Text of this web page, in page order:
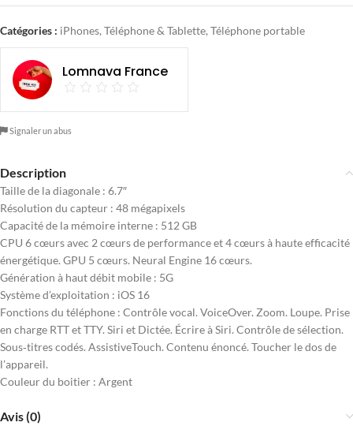
Catégories : iPhones, Téléphone & Tablette, Téléphone portable
Lomnava France
Signaler un abus
Description
Taille de la diagonale : 6.7″
Résolution du capteur : 48 mégapixels
Capacité de la mémoire interne : 512 GB
CPU 6 cœurs avec 2 cœurs de performance et 4 cœurs à haute efficacité
énergétique. GPU 5 cœurs. Neural Engine 16 cœurs.
Génération à haut débit mobile : 5G
Système d’exploitation : iOS 16
Fonctions du téléphone : Contrôle vocal. VoiceOver. Zoom. Loupe. Prise
en charge RTT et TTY. Siri et Dictée. Écrire à Siri. Contrôle de sélection.
Sous‑titres codés. AssistiveTouch. Contenu énoncé. Toucher le dos de
l’appareil.
Couleur du boitier : Argent
Avis (0)